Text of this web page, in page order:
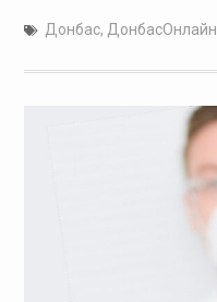
Донбас, ДонбасОнлайн